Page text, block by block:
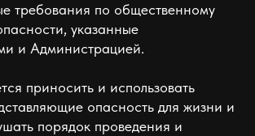
требования по общественному
указанные
и Администрацией.
приносить и использовать
опасность для жизни и
порядок проведения и